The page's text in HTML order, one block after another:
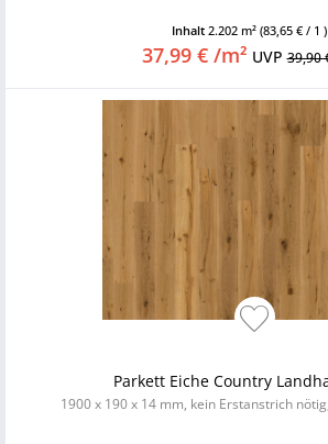
Inhalt 2.202 m² (83,65 € / 1 )
37,99 € /m² UVP39,90
Parkett Eiche Country
1900 x 190 x 14 mm, kein Erstanstrich